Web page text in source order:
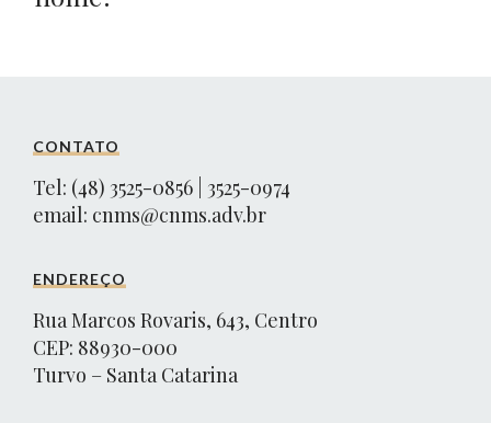
CONTATO
Tel: (48) 3525-0856 | 3525-0974
email: cnms@cnms.adv.br
ENDEREÇO
Rua Marcos Rovaris, 643, Centro
CEP: 88930-000
Turvo – Santa Catarina